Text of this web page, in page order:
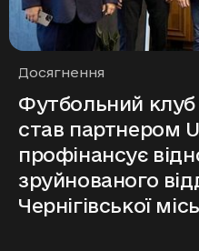
Рубрики
Досягнення
Футбольний
став партнером
профінансує
зруйнованого
Чернігівської